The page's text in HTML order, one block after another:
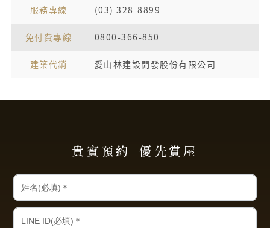
服務專線
(03) 328-8899
免付費專線 0800-366-850
建築代銷 愛山林建設開發股份有限公司
貴賓預約 優先賞屋